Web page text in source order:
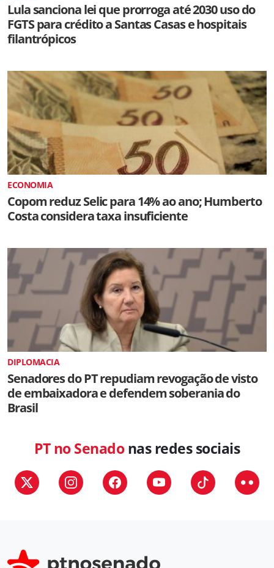
Lula sanciona lei que prorroga até 2030 uso do
FGTS para crédito a Santas Casas e hospitais
filantrópicos
ECONOMIA
Copom reduz Selic para 14% ao ano; Humberto
Costa considera taxa insuficiente
DIPLOMACIA
Senadores do PT repudiam revogação de visto
de embaixadora e defendem soberania do
Brasil
PT no Senadonas redes sociais